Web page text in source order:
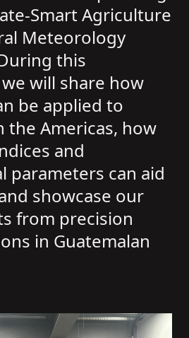
Smart Agriculture
Meteorology
this
will share how
be applied to
the Americas, how
and
parameters can aid
showcase our
from precision
in Guatemalan